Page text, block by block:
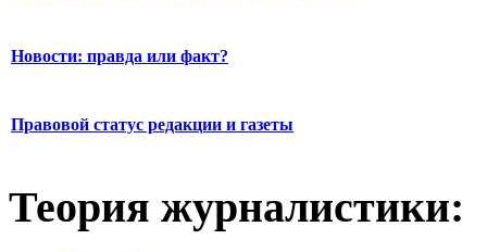
Новости: правда или факт?
Правовой статус редакции и газеты
Теория журналистики: